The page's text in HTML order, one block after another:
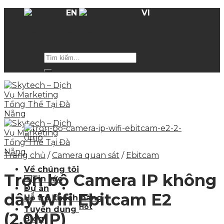
EN
VI
Về chúng tôi
Tin tức
Dự án
Hỗ trợ khách hàng
Tuyển dụng Hot
Blog
Trang chủ / Camera quan sát / Ebitcam
Trọn bộ Camera IP không
dây Wifi Ebitcam E2
(2.0MP)